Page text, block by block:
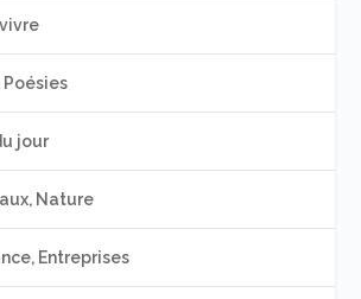
Poésies
jour
Nature
Entreprises